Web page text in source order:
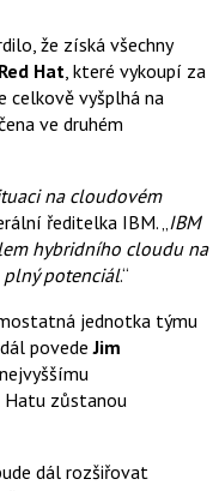
že získá všechny
Red Hat, které vykoupí za
celkově vyšplhá na
ve druhém
na cloudovém
ředitelka IBM. „IBM
hybridního cloudu na
potenciál.“
jednotka týmu
povedeJim
Hatu zůstanou
dál rozšiřovat